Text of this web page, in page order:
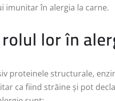
imunitar în alergia la carne.
lor în
proteinele structurale,
ca fiind străine și pot